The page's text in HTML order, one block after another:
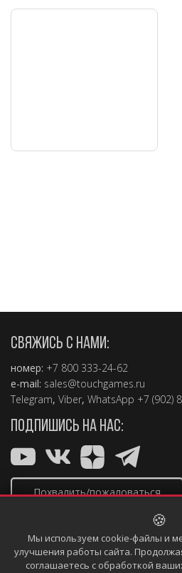
СВЯЖИСЬ С НАМИ:
номер: +7 800 333-24-62
e-mail: sales@touchgames.ru
Telegram, Viber, WhatsApp +7 (902)
ПОДПИШИСЬ НА НАС:
Похвалить/пожаловаться
Copyright © 2004 – 2026,
🍪
Мы используем cookie-файлы и
улучшения работы сайта.
соглашаетесь с обработкой